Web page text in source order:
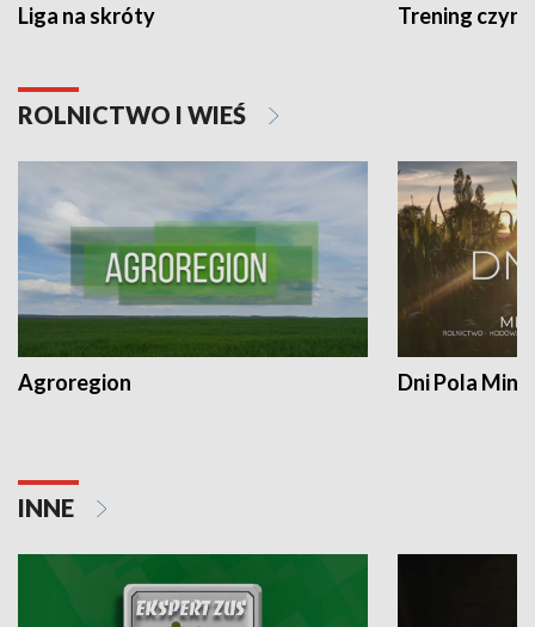
Liga na skróty Trening czyni
ROLNICTWO I WIEŚ
Agroregion Dni Pola
INNE